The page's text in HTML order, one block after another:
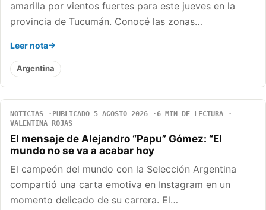
amarilla por vientos fuertes para este jueves en la
provincia de Tucumán. Conocé las zonas…
Leer nota
Argentina
NOTICIAS PUBLICADO 5 AGOSTO 2026
6 MIN DE LECTURA
VALENTINA ROJAS
El mensaje de Alejandro “Papu” Gómez: “El
mundo no se va a acabar hoy
El campeón del mundo con la Selección Argentina
compartió una carta emotiva en Instagram en un
momento delicado de su carrera. El…